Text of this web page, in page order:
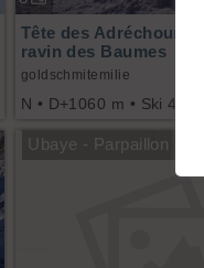
Tête des Adréchouns
ravin des Baumes
goldschmitemilie
N • D+1060 m • Ski 4.2
Ubaye - Parpaillon -